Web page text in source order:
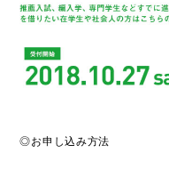
◎お申し込み方法